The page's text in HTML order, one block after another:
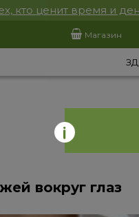
ценит время и
Магазин
вокруг глаз